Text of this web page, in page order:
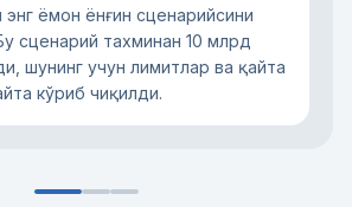
энг ёмон ёнғин сценарийсини
сценарий тахминан 10 млрд
шунинг учун лимитлар ва қайта
кўриб чиқилди.